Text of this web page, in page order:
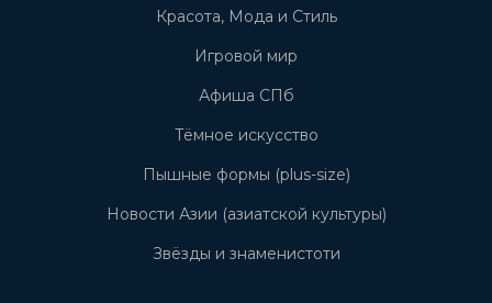
Красота, Мода и Стиль
Игровой мир
Афиша СПб
Тёмное искусство
Пышные формы (plus-size)
Новости Азии (азиатской культуры)
Звёзды и знаменистоти